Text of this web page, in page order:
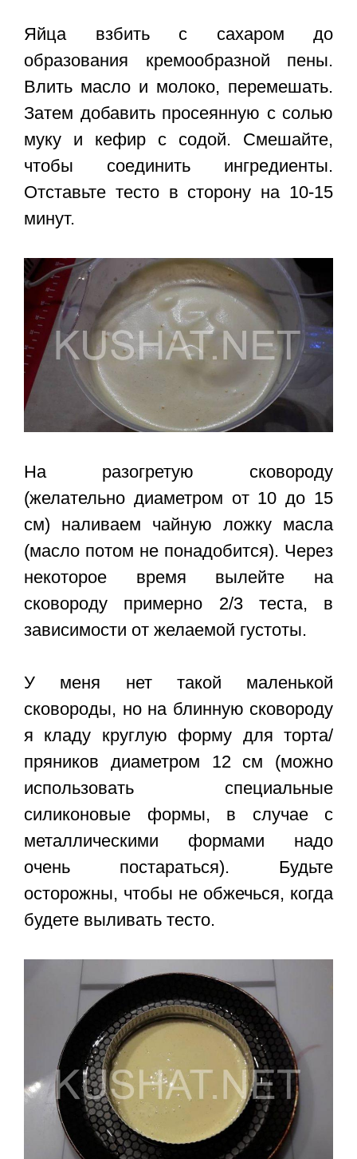
Яйца взбить с сахаром до
образования кремообразной пены.
Влить масло и молоко, перемешать.
Затем добавить просеянную с солью
муку и кефир с содой. Смешайте,
чтобы соединить ингредиенты.
Отставьте тесто в сторону на 10-15
минут.
На разогретую сковороду
(желательно диаметром от 10 до 15
см) наливаем чайную ложку масла
(масло потом не понадобится). Через
некоторое время вылейте на
сковороду примерно 2/3 теста, в
зависимости от желаемой густоты.
У меня нет такой маленькой
сковороды, но на блинную сковороду
я кладу круглую форму для торта/
пряников диаметром 12 см (можно
использовать специальные
силиконовые формы, в случае с
металлическими формами надо
очень постараться). Будьте
осторожны, чтобы не обжечься, когда
будете выливать тесто.